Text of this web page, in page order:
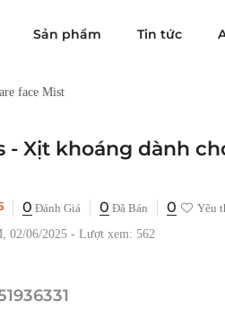
Sản phẩm Tin tức
face Mist
- Xịt khoáng dành
0 Đánh Giá 0 Đã Bán 0
Yêu
02/06/2025 - Lượt xem: 562